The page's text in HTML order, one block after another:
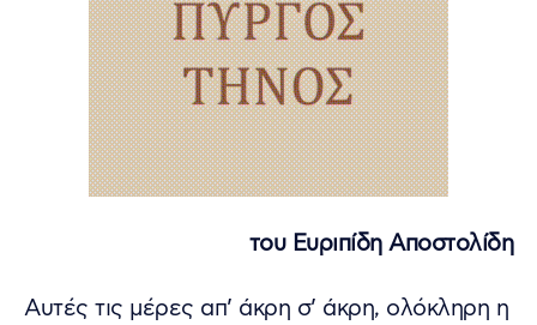
του Ευριπίδη Αποστολίδη
Αυτές τις μέρες απ’ άκρη σ’ άκρη, ολόκληρη η